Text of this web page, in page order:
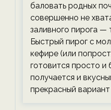
баловать родных
совершенно не
заливного пирога —
Быстрый пирог с
кефире (или
готовится просто
получается и
прекрасный